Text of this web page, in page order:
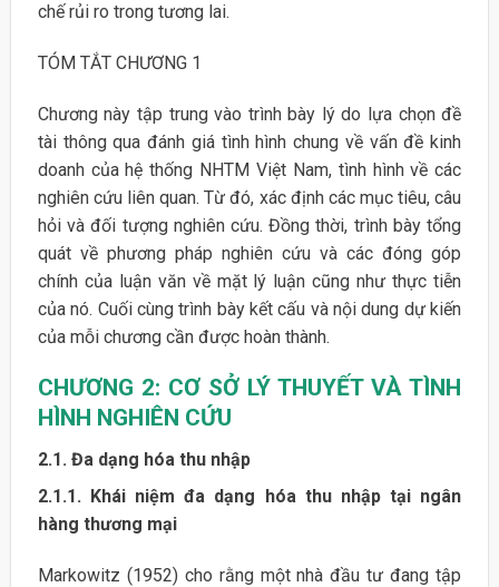
chế rủi ro trong tương lai.
TÓM TẮT CHƯƠNG 1
Chương này tập trung vào trình bày lý do lựa chọn đề
tài thông qua đánh giá tình hình chung về vấn đề kinh
doanh của hệ thống NHTM Việt Nam, tình hình về các
nghiên cứu liên quan. Từ đó, xác định các mục tiêu, câu
hỏi và đối tượng nghiên cứu. Đồng thời, trình bày tổng
quát về phương pháp nghiên cứu và các đóng góp
chính của luận văn về mặt lý luận cũng như thực tiễn
của nó. Cuối cùng trình bày kết cấu và nội dung dự kiến
của mỗi chương cần được hoàn thành.
CHƯƠNG 2: CƠ SỞ LÝ THUYẾT VÀ TÌNH
HÌNH NGHIÊN CỨU
2.1. Đa dạng hóa thu nhập
2.1.1. Khái niệm đa dạng hóa thu nhập tại ngân
hàng thương mại
Markowitz (1952) cho rằng một nhà đầu tư đang tập